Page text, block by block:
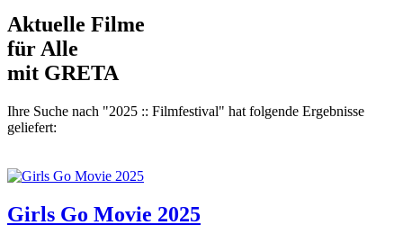
Aktuelle Filme
für Alle
mit GRETA
Ihre Suche nach "2025 :: Filmfestival" hat folgende Ergebnisse
geliefert:
Girls Go Movie 2025